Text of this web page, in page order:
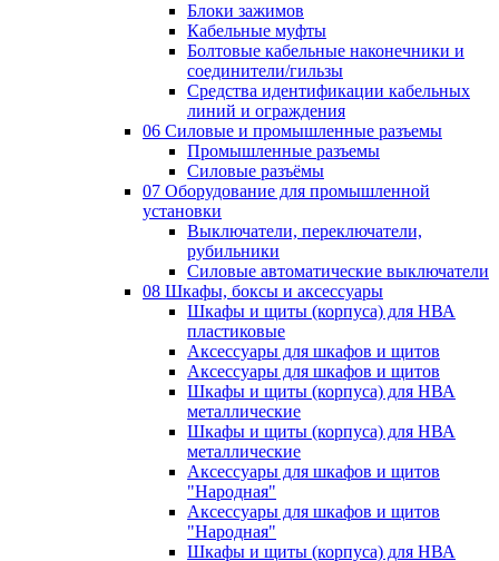
Блоки зажимов
Кабельные муфты
Болтовые кабельные наконечники и
соединители/гильзы
Средства идентификации кабельных
линий и ограждения
06 Силовые и промышленные разъемы
Промышленные разъемы
Силовые разъёмы
07 Оборудование для промышленной
установки
Выключатели, переключатели,
рубильники
Силовые автоматические выключатели
08 Шкафы, боксы и аксессуары
Шкафы и щиты (корпуса) для НВА
пластиковые
Аксессуары для шкафов и щитов
Аксессуары для шкафов и щитов
Шкафы и щиты (корпуса) для НВА
металлические
Шкафы и щиты (корпуса) для НВА
металлические
Аксессуары для шкафов и щитов
"Народная"
Аксессуары для шкафов и щитов
"Народная"
Шкафы и щиты (корпуса) для НВА